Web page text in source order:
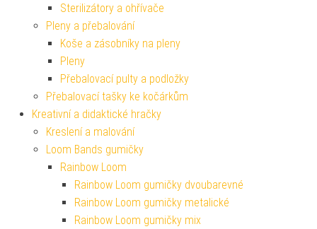
Sterilizátory a ohřívače
Pleny a přebalování
Koše a zásobníky na pleny
Pleny
Přebalovací pulty a podložky
Přebalovací tašky ke kočárkům
Kreativní a didaktické hračky
Kreslení a malování
Loom Bands gumičky
Rainbow Loom
Rainbow Loom gumičky dvoubarevné
Rainbow Loom gumičky metalické
Rainbow Loom gumičky mix